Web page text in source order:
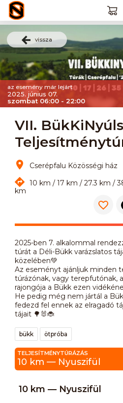
vissza
az esemény már lejárt
2025. június 07.
szombat 06:00 - 22:00
VII.
Cserépfalu Közösségi ház
10 km / 17 km / 27.3 km /
km
2025-ben 7. alkalommal
túrát a Déli-Bükk varázslatos
közelében💚
Az eseményt ajánljuk minden
túrázónak, vagy terepfutónak,
rajongója a Bükk ezen
He pedig még nem jártál a
fedezd fel ennek az elragadó
tájait 🌳🐰🐞
bükk ötpróba
TELJESÍTMÉNYTÚRÁZÁS
10 km — Nyuszifül
10 km — Nyuszifül